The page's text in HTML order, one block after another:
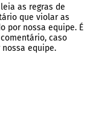
as regras de
que violar as
por nossa equipe. É
caso
equipe.